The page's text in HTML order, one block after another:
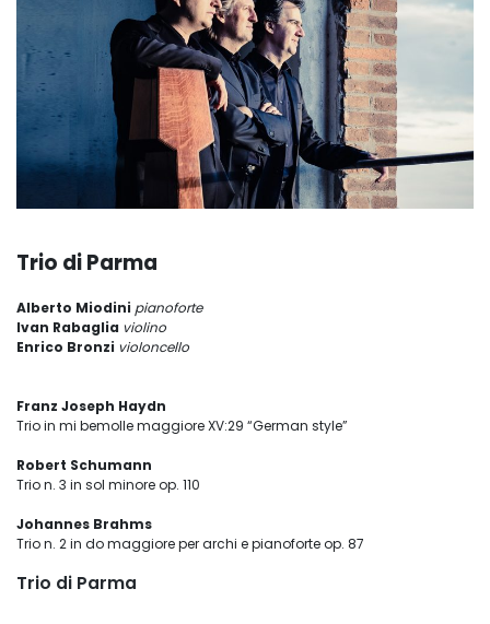
Trio di Parma
Alberto Miodini pianoforte
Ivan Rabaglia violino
Enrico Bronzi violoncello
Franz Joseph Haydn
Trio in mi bemolle maggiore XV:29 “German style”
Robert Schumann
Trio n. 3 in sol minore op. 110
Johannes Brahms
Trio n. 2 in do maggiore per archi e pianoforte op. 87
Trio di Parma